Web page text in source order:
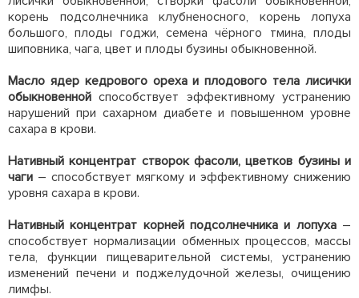
корень подсолнечника клубненосного, корень лопуха
большого, плоды годжи, семена чёрного тмина, плоды
шиповника, чага, цвет и плоды бузины обыкновенной.
Масло ядер кедрового ореха и плодового тела лисички
обыкновенной способствует эффективному устранению
нарушений при сахарном диабете и повышенном уровне
сахара в крови.
Нативный концентрат створок фасоли, цветков бузины и
чаги – способствует мягкому и эффективному снижению
уровня сахара в крови.
Нативный концентрат корней подсолнечника и лопуха–
способствует нормализации обменных процессов, массы
тела, функции пищеварительной системы, устранению
изменений печени и поджелудочной железы, очищению
лимфы.